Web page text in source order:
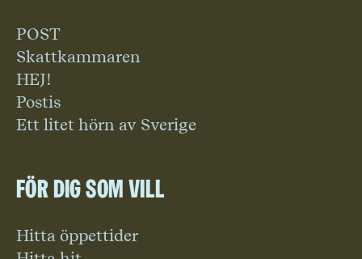
POST
Skattkammaren
HEJ!
Postis
Ett litet hörn av Sverige
För dig som vill
Hitta öppettider